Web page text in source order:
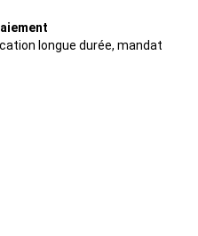
longue durée, mandat